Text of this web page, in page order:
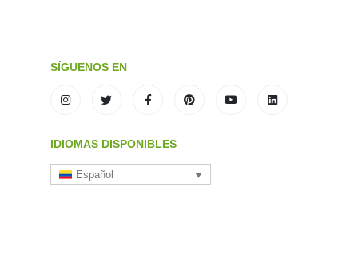
SÍGUENOS EN
IDIOMAS DISPONIBLES
Español